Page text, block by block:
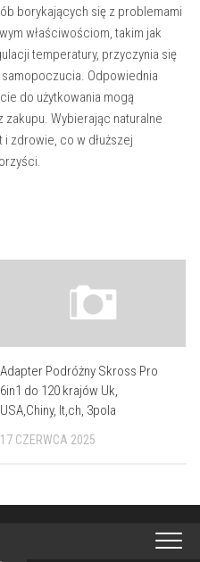
borykających się z problemami
właściwościom, takim jak
temperatury, przyczynia się
Odpowiednia
do użytkowania mogą
zakupu. Wybierając naturalne
zdrowie, co w dłuższej
Adapter Podróżny Skross Pro
6in1 do 120 krajów Uk,
USA,Chiny, It,ch, 3pola
17 CZERWCA 2025